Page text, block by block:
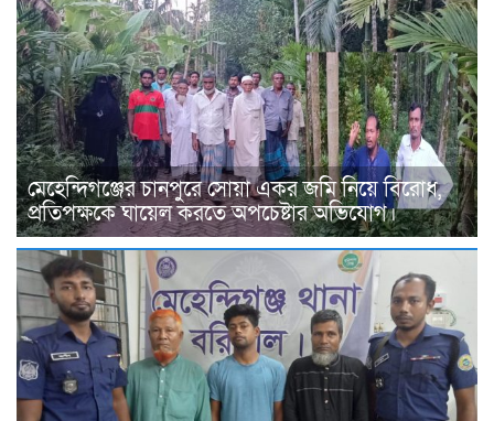
মেহেন্দিগঞ্জের চানপুরে সোয়া একর জমি নিয়ে বিরোধ,
প্রতিপক্ষকে ঘায়েল করতে অপচেষ্টার অভিযোগ।